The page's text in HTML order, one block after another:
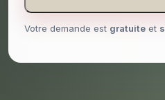
Votre demande est gratuite et